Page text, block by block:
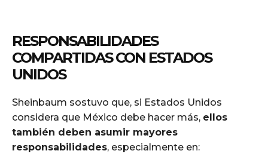
RESPONSABILIDADES
COMPARTIDAS CON ESTADOS
UNIDOS
Sheinbaum sostuvo que, si Estados Unidos
considera que México debe hacer más, ellos
también deben asumir mayores
responsabilidades, especialmente en: